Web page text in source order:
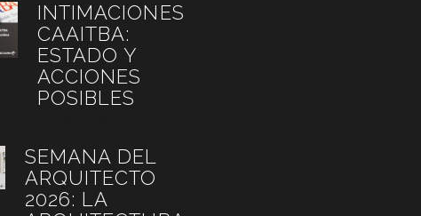
INTIMACIONES
CAAITBA:
ESTADO Y
ACCIONES
POSIBLES
SEMANA DEL
ARQUITECTO
2026: LA